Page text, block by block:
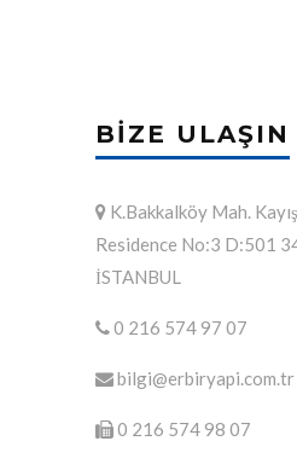
BIZE ULAŞIN
K.Bakkalköy Mah.
Residence No:3 D:501
İSTANBUL
0 216 574 97 07
bilgi@erbiryapi.com.tr
0 216 574 98 07